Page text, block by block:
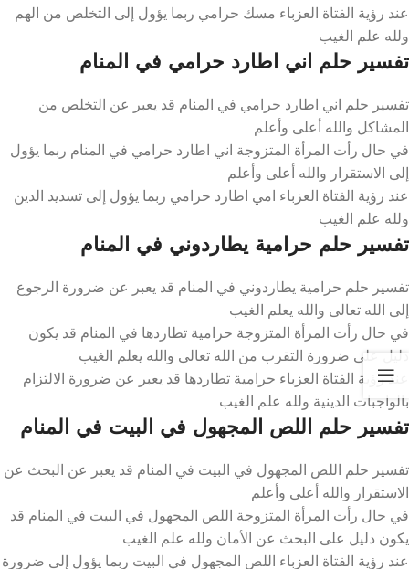
عند رؤية الفتاة العزباء مسك حرامي ربما يؤول إلى التخلص من الهم
ولله علم الغيب
تفسير حلم اني اطارد حرامي في المنام
تفسير حلم اني اطارد حرامي في المنام قد يعبر عن التخلص من
المشاكل والله أعلى وأعلم
في حال رأت المرأة المتزوجة اني اطارد حرامي في المنام ربما يؤول
إلى الاستقرار والله أعلى وأعلم
عند رؤية الفتاة العزباء امي اطارد حرامي ربما يؤول إلى تسديد الدين
ولله علم الغيب
تفسير حلم حرامية يطاردوني في المنام
تفسير حلم حرامية يطاردوني في المنام قد يعبر عن ضرورة الرجوع
إلى الله تعالى والله يعلم الغيب
في حال رأت المرأة المتزوجة حرامية تطاردها في المنام قد يكون
دليل على ضرورة التقرب من الله تعالى والله يعلم الغيب
عند رؤية الفتاة العزباء حرامية تطاردها قد يعبر عن ضرورة الالتزام
بالواجبات الدينية ولله علم الغيب
تفسير حلم اللص المجهول في البيت في المنام
تفسير حلم اللص المجهول في البيت في المنام قد يعبر عن البحث عن
الاستقرار والله أعلى وأعلم
في حال رأت المرأة المتزوجة اللص المجهول في البيت في المنام قد
يكون دليل على البحث عن الأمان ولله علم الغيب
عند رؤية الفتاة العزباء اللص المجهول في البيت ربما يؤول إلى ضرورة